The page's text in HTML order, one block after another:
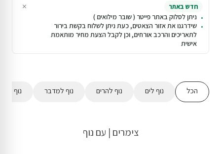
חדש באתר
ניתן לסלוק באתר פייטר ( שובר מילואים )
שידרגנו את אזור הצאטים, כעת ניתן לשלוח בקשת בירור
לתאריכים והרכב אורחים, וכן לקבל הצעת מחיר מותאמת
אישית
×
הכל נוף לים נוף להרים נוף למדבר נוף
צימרים | עם נוף